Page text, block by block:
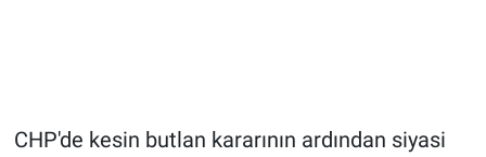
CHP'de kesin butlan kararının ardından siyasi